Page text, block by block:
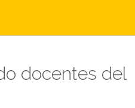
docentes del